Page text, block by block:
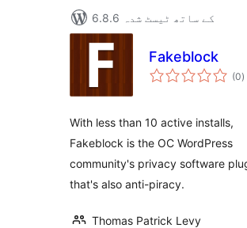
6.8.6 کے ساتھ ٹیسٹ شدہ
Fakeblock
(0)
With less than 10 active installs,
Fakeblock is the OC WordPress
community's privacy software
that's also anti-piracy.
Thomas Patrick Levy